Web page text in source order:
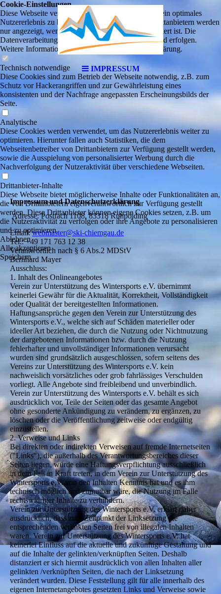
IMPRESSUM
Impressum und Datenschutzerklärung
Adresse: Postfach 1108, 83318 Ruhpolding
Email:webmaster@ski-chiemgau.de
Tel.: +49 171 763 12 38
Verantwortlich nach § 6 Abs.2 MDStV
Bernhard Mayer
Ausschluss:
1. Inhalt des Onlineangebotes
Verein zur Unterstützung des Wintersports e.V. übernimmt
keinerlei Gewähr für die Aktualität, Korrektheit, Vollständigkeit
oder Qualität der bereitgestellten Informationen.
Haftungsansprüche gegen den Verein zur Unterstützung des
Wintersports e.V., welche sich auf Schäden materieller oder
ideeller Art beziehen, die durch die Nutzung oder Nichtnutzung
der dargebotenen Informationen bzw. durch die Nutzung
fehlerhafter und unvollständiger Informationen verursacht
wurden sind grundsätzlich ausgeschlossen, sofern seitens des
Vereins zur Unterstützung des Wintersports e.V. kein
nachweislich vorsätzliches oder grob fahrlässiges Verschulden
vorliegt. Alle Angebote sind freibleibend und unverbindlich.
Verein zur Unterstützung des Wintersports e.V. behält es sich
ausdrücklich vor, Teile der Seiten oder das gesamte Angebot
ohne gesonderte Ankündigung zu verändern, zu ergänzen, zu
löschen oder die Veröffentlichung zeitweise oder endgültig
einzustellen.
2. Verweise und Links
Bei direkten oder indirekten Verweisen auf fremde Internetseiten
("Links"), die außerhalb des Verantwortungsbereiches dieser
Seiten liegen, würde eine Haftungsverpflichtung ausschließlich
in dem Fall in Kraft treten, in dem Verein zur Unterstützung des
Wintersports e.V. von den Inhalten Kenntnis hat und es ihm
technisch möglich und zumutbar wäre, die Nutzung im Falle
rechtswidriger Inhalte zu verhindern.
Verein zur Unterstützung des Wintersports e.V. erklärt daher
ausdrücklich, dass zum Zeitpunkt der Linksetzung die
entsprechenden verlinkten Seiten frei von illegalen Inhalten
waren. Verein zur Unterstützung des Wintersports e.V. hat
keinerlei Einfluss auf die aktuelle und zukünftige Gestaltung und
auf die Inhalte der gelinkten/verknüpften Seiten. Deshalb
distanziert er sich hiermit ausdrücklich von allen Inhalten aller
gelinkten /verknüpften Seiten, die nach der Linksetzung
verändert wurden. Diese Feststellung gilt für alle innerhalb des
eigenen Internetangebotes gesetzten Links und Verweise sowie
Cookie-Einstellungen
Diese Webseite verwendet Cookies, um Besuchern ein optimales
Nutzererlebnis zu bieten. Bestimmte Inhalte von Drittanbietern werden
nur angezeigt, wenn die entsprechende Option aktiviert ist. Die
Datenverarbeitung kann dann auch in einem Drittland erfolgen.
Weitere Informationen hierzu in der Datenschutzerklärung.
Technisch notwendige
Diese Cookies sind zum Betrieb der Webseite notwendig, z.B. zum
Schutz vor Hackerangriffen und zur Gewährleistung eines
konsistenten und der Nachfrage angepassten Erscheinungsbilds der
Seite.
Analytische
Diese Cookies werden verwendet, um das Nutzererlebnis weiter zu
optimieren. Hierunter fallen auch Statistiken, die dem
Webseitenbetreiber von Drittanbietern zur Verfügung gestellt werden,
sowie die Ausspielung von personalisierter Werbung durch die
Nachverfolgung der Nutzeraktivität über verschiedene Webseiten.
Drittanbieter-Inhalte
Diese Webseite bietet möglicherweise Inhalte oder Funktionalitäten an,
die von Drittanbietern eigenverantwortlich zur Verfügung gestellt
werden. Diese Drittanbieter können eigene Cookies setzen, z.B. um
die Nutzeraktivität zu verfolgen oder ihre Angebote zu personalisieren
und zu optimieren.
Ablehnen
Alle akzeptieren
Speichern